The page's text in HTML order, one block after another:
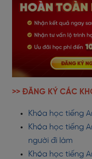
>> ĐĂNG KÝ CÁC
Khóa học tiếng
Khóa học tiếng
người đi làm
Khóa học tiếng